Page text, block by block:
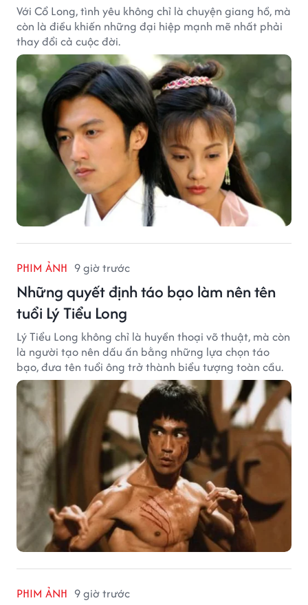
Với Cổ Long, tình yêu không chỉ là chuyện giang hồ, mà
còn là điều khiến những đại hiệp mạnh mẽ nhất phải
thay đổi cả cuộc đời.
PHIM ẢNH 9 giờ trước
Những quyết định táo bạo làm nên tên
tuổi Lý Tiểu Long
Lý Tiểu Long không chỉ là huyền thoại võ thuật, mà còn
là người tạo nên dấu ấn bằng những lựa chọn táo
bạo, đưa tên tuổi ông trở thành biểu tượng toàn cầu.
PHIM ẢNH 9 giờ trước